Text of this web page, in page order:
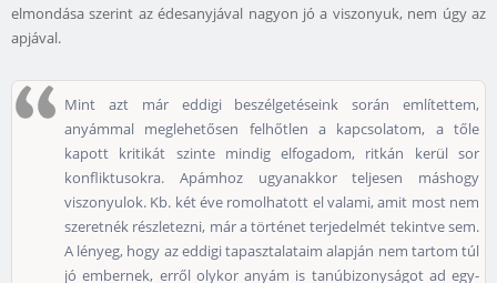
elmondása szerint az édesanyjával nagyon jó a viszonyuk, nem úgy az
apjával.
Mint azt már eddigi beszélgetéseink során említettem,
anyámmal meglehetősen felhőtlen a kapcsolatom, a tőle
kapott kritikát szinte mindig elfogadom, ritkán kerül sor
konfliktusokra. Apámhoz ugyanakkor teljesen máshogy
viszonyulok. Kb. két éve romolhatott el valami, amit most nem
szeretnék részletezni, már a történet terjedelmét tekintve sem.
A lényeg, hogy az eddigi tapasztalataim alapján nem tartom túl
jó embernek, erről olykor anyám is tanúbizonyságot ad egy-